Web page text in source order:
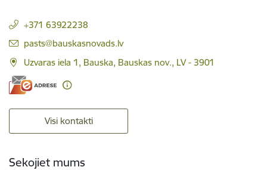
+371 63922238
E-pasts:
pasts@bauskasnovads.lv
Uzvaras iela 1, Bauska, Bauskas nov., LV - 3901
Visi kontakti
Sekojiet mums